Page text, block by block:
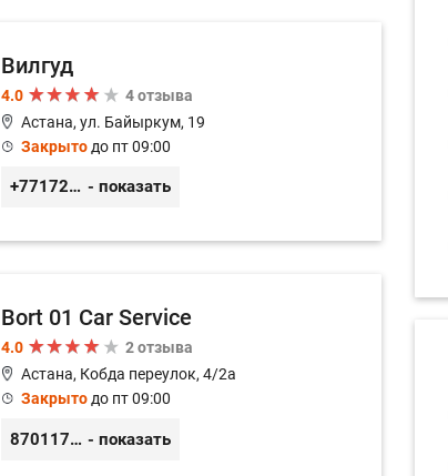
Вилгуд
4.0
4 отзыва
Астана, ул. Байыркум, 19
Закрытодо пт 09:00
+77172978380 - показать
Bort 01 Car Service
4.0
2 отзыва
Астана, Кобда переулок, 4/2а
Закрытодо пт 09:00
87011754444 - показать